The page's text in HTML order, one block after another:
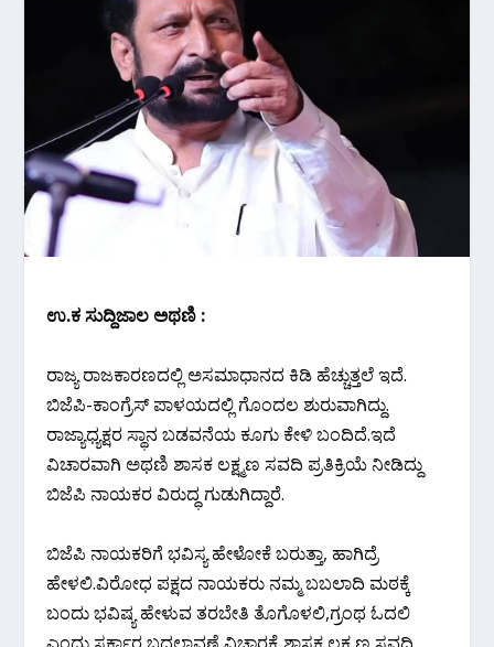
ಉ.ಕ ಸುದ್ದಿಜಾಲ ಅಥಣಿ :
ರಾಜ್ಯ ರಾಜಕಾರಣದಲ್ಲಿ ಅಸಮಾಧಾನದ ಕಿಡಿ ಹೆಚ್ಚುತ್ತಲೆ ಇದೆ.
ಬಿಜೆಪಿ-ಕಾಂಗ್ರೆಸ್ ಪಾಳಯದಲ್ಲಿ ಗೊಂದಲ ಶುರುವಾಗಿದ್ದು.
ರಾಜ್ಯಾಧ್ಯಕ್ಷರ ಸ್ಥಾನ ಬಡವನೆಯ ಕೂಗು ಕೇಳಿ ಬಂದಿದೆ.ಇದೆ
ವಿಚಾರವಾಗಿ ಅಥಣಿ ಶಾಸಕ ಲಕ್ಷ್ಮಣ ಸವದಿ ಪ್ರತಿಕ್ರಿಯೆ ನೀಡಿದ್ದು
ಬಿಜೆಪಿ ನಾಯಕರ ವಿರುದ್ಧ ಗುಡುಗಿದ್ದಾರೆ.
ಬಿಜೆಪಿ ನಾಯಕರಿಗೆ ಭವಿಸ್ಯ ಹೇಳೋಕೆ ಬರುತ್ತಾ, ಹಾಗಿದ್ರೆ
ಹೇಳಲಿ.ವಿರೋಧ ಪಕ್ಷದ ನಾಯಕರು ನಮ್ಮ ಬಬಲಾದಿ ಮಠಕ್ಕೆ
ಬಂದು ಭವಿಷ್ಯ ಹೇಳುವ ತರಬೇತಿ ತೊಗೊಳಲಿ,ಗ್ರಂಥ ಓದಲಿ